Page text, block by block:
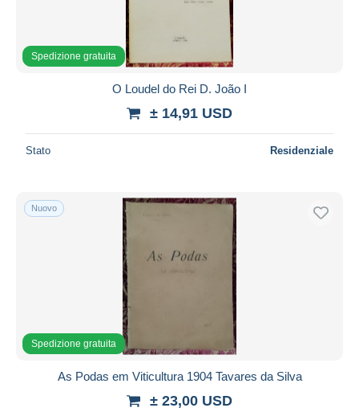
Spedizione gratuita
O Loudel do Rei D. João I
± 14,91 USD
Stato Residenziale
Nuovo
Spedizione gratuita
As Podas em Viticultura 1904 Tavares da Silva
± 23,00 USD